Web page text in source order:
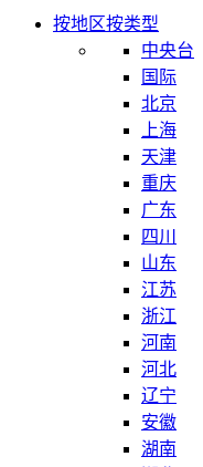
按地区按类型
中央台
国际
北京
上海
天津
重庆
广东
四川
山东
江苏
浙江
河南
河北
辽宁
安徽
湖南